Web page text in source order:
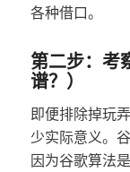
各种借口。
第二步：考
谱？）
即便排除掉玩
少实际意义。
因为谷歌算法